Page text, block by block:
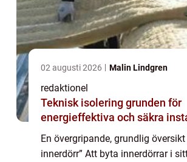
02 augusti 2026 Malin Lindgren
redaktionel
Teknisk isolering grunden för
energieffektiva och säkra
En övergripande, grundlig översikt
innerdörr” Att byta innerdörrar i